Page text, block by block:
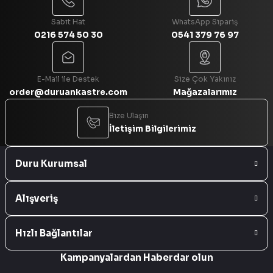
Sabit Hat
0216 574 50 30
WhatsApp Sipariş
0541 379 76 97
E-Mail ile Destek
order@duruankastre.com
Size Çok Yakınız
Mağazalarımız
Bize Ulaşın
İletişim Bilgilerimiz
Duru Kurumsal
Alışveriş
Hızlı Bağlantılar
Kampanyalardan Haberdar olun